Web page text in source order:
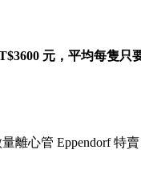
元，平均每隻只
量離心管 Eppendorf 特賣